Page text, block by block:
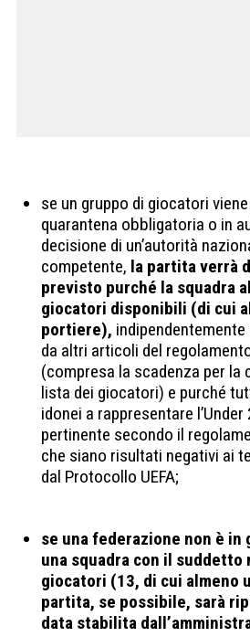
se un gruppo di giocatori
quarantena obbligatoria o in
decisione di un’autorità
competente, la partita verrà
previsto purché la squadra
giocatori disponibili (di cui
portiere),
da altri articoli del
(compresa la scadenza per la
lista dei giocatori) e purché
idonei a rappresentare
pertinente secondo il
che siano risultati negativi ai
dal Protocollo UEFA;
se una federazione non è in
una squadra con il suddetto
giocatori (13, di cui almeno
partita, se possibile, sarà
data stabilita